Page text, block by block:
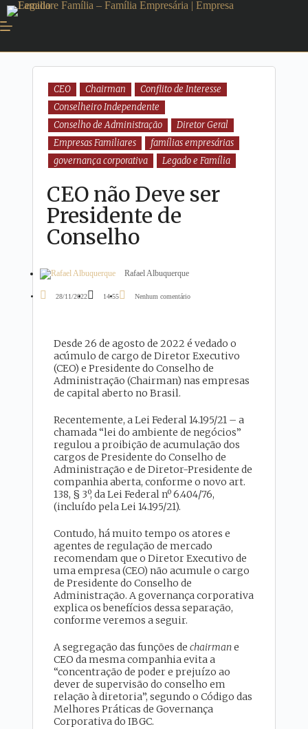
CEO Chairman
Conflito de Interesse
Conselheiro Independente
Conselho de Administração
Diretor Geral
Empresas Familiares
famílias empresárias
governança corporativa
Legado e Família
CEO não Deve ser
Presidente de
Conselho
Rafael Albuquerque
28/11/2022 14:55 Nenhum comentário
Desde 26 de agosto de 2022 é vedado o
acúmulo de cargo de Diretor Executivo
(CEO) e Presidente do Conselho de
Administração (Chairman) nas empresas
de capital aberto no Brasil.
Recentemente, a Lei Federal 14.195/21 – a
chamada “lei do ambiente de negócios”
regulou a proibição de acumulação dos
cargos de Presidente do Conselho de
Administração e de Diretor-Presidente de
companhia aberta, conforme o novo art.
138, § 3º, da Lei Federal nº 6.404/76,
(incluído pela Lei 14.195/21).
Contudo, há muito tempo os atores e
agentes de regulação de mercado
recomendam que o Diretor Executivo de
uma empresa (CEO) não acumule o cargo
de Presidente do Conselho de
Administração. A governança corporativa
explica os benefícios dessa separação,
conforme veremos a seguir.
A segregação das funções de chairmane
CEO da mesma companhia evita a
“concentração de poder e prejuízo ao
dever de supervisão do conselho em
relação à diretoria”, segundo o Código das
Melhores Práticas de Governança
Corporativa do IBGC.